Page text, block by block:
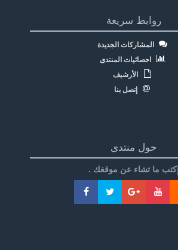
روابط سريعة
المشاركات الجديدة
احصائيات المنتدى
الأرشيف
إتصل بنا
حول منتدى
إكتب ما تشاء عن موقغك .